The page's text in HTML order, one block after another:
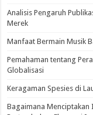
Analisis Pengaruh
Merek
Manfaat Bermain Musik
Pemahaman tentang
Globalisasi
Keragaman Spesies di
Bagaimana Menciptakan